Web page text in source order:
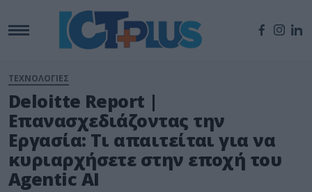
ΤΕΧΝΟΛΟΓΙΕΣ
Deloitte Report |
Επανασχεδιάζοντας την
Εργασία: Τι απαιτείται για να
κυριαρχήσετε στην εποχή του
Agentic AI